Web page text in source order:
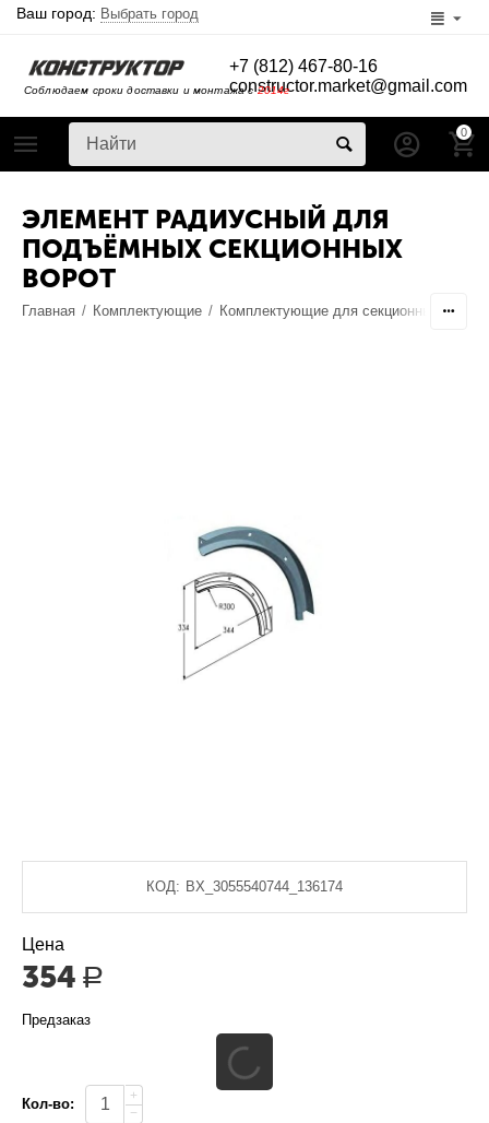
Ваш город: Выбрать город
Соблюдаем сроки доставки и монтажа с2014г
+7 (812) 467-80-16
constructor.market@gmail.com
0
ЭЛЕМЕНТ РАДИУСНЫЙ ДЛЯ
ПОДЪЁМНЫХ СЕКЦИОННЫХ
ВОРОТ
Главная / Комплектующие / Комплектующие для секционных ворот
КОД: BX_3055540744_136174
Цена
354 Р
Предзаказ
Кол-во:
+
−